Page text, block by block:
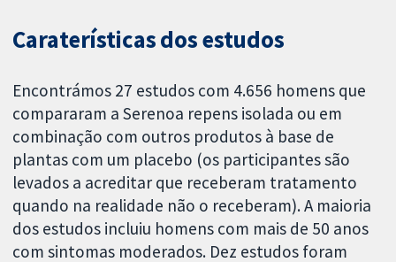
Caraterísticas dos estudos
Encontrámos 27 estudos com 4.656 homens que
compararam a Serenoa repens isolada ou em
combinação com outros produtos à base de
plantas com um placebo (os participantes são
levados a acreditar que receberam tratamento
quando na realidade não o receberam). A maioria
dos estudos incluiu homens com mais de 50 anos
com sintomas moderados. Dez estudos foram